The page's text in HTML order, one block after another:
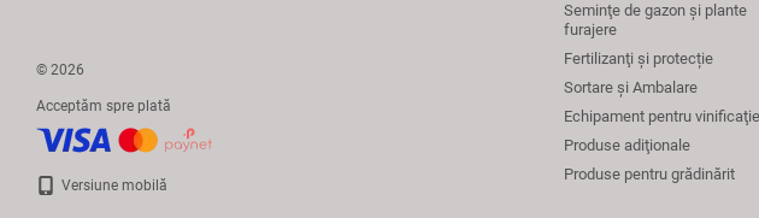
© 2026
Acceptăm spre plată
Versiune mobilă
Seminţe de gazon şi plante
furajere
Fertilizanţi și protecție
Sortare și Ambalare
Echipament pentru vinificaţie
Produse adiţionale
Produse pentru grădinărit